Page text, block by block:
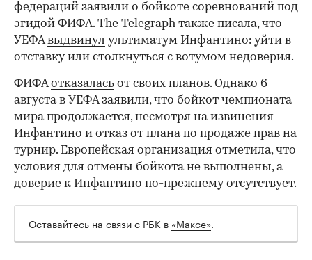
федераций заявили о бойкоте соревнований под
эгидой ФИФА. The Telegraph также писала, что
УЕФАвыдвинул ультиматум Инфантино: уйти в
отставку или столкнуться с вотумом недоверия.
ФИФАотказалась от своих планов. Однако 6
августа в УЕФАзаявили, что бойкот чемпионата
мира продолжается, несмотря на извинения
Инфантино и отказ от плана по продаже прав на
турнир. Европейская организация отметила, что
условия для отмены бойкота не выполнены, а
доверие к Инфантино по-прежнему отсутствует.
Оставайтесь на связи с РБК в «Максе».